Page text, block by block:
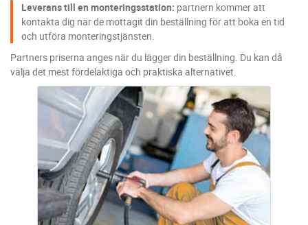
Leverans till en monteringsstation: partnern kommer att
kontakta dig när de mottagit din beställning för att boka en tid
och utföra monteringstjänsten.
Partners priserna anges när du lägger din beställning. Du kan då
välja det mest fördelaktiga och praktiska alternativet.